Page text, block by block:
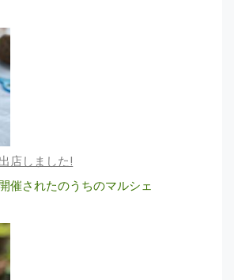
店しました!
催されたのうちのマルシェ